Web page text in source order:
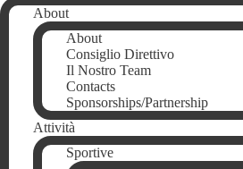
About
About
Consiglio Direttivo
Il Nostro Team
Contacts
Sponsorships/Partnership
Attività
Sportive